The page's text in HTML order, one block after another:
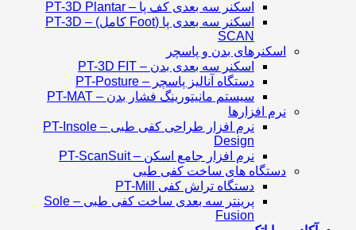
اسکنر سه بعدی کف پا – PT-3D Plantar
اسکنر سه بعدی پا (Foot کامل) – PT-3D
SCAN
اسکنرهای بدن و پاسچر
اسکنر سه بعدی بدن – PT-3D FIT
دستگاه آنالیز پاسچر – PT-Posture
سیستم مانیتورینگ فشار بدن – PT-MAT
نرم افزارها
نرم افزار طراحی کفی طبی – PT-Insole
Design
نرم افزار جامع اسکن – PT-ScanSuit
دستگاه های ساخت کفی طبی
دستگاه تراش کفی PT-Mill
پرینتر سه بعدی ساخت کفی طبی – Sole
Fusion